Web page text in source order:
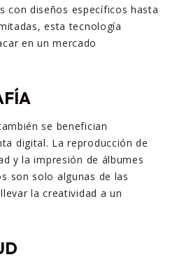
con diseños específicos hasta
esta tecnología
en un mercado
se benefician
digital. La reproducción de
y la impresión de álbumes
son solo algunas de las
la creatividad a un